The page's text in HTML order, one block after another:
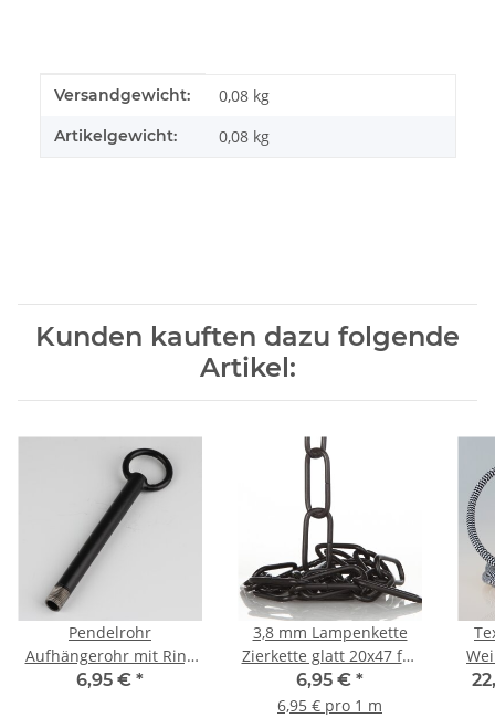
Produkteigenschaft
Wert
Versandgewicht: 0,08 kg
Artikelgewicht: 0,08 kg
Kunden kauften dazu folgende
Artikel:
Pendelrohr
Aufhängerohr mit Ring
schwarz 120mm
6,95 € *
3,8 mm Lampenkette
Zierkette glatt 20x47 für
schwere Leuchten
schwarz lackiert
6,95 € *
6,95 € pro 1 m